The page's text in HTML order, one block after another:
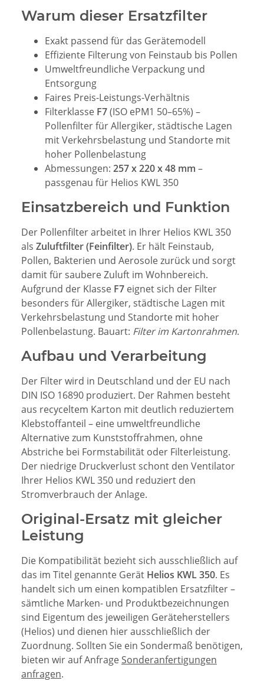
Warum dieser Ersatzfilter
Exakt passend für das Gerätemodell
Effiziente Filterung von Feinstaub bis Pollen
Umweltfreundliche Verpackung und
Entsorgung
Faires Preis-Leistungs-Verhältnis
Filterklasse F7(ISO ePM1 50–65%) –
Pollenfilter für Allergiker, städtische Lagen
mit Verkehrsbelastung und Standorte mit
hoher Pollenbelastung
Abmessungen: 257 x 220 x 48 mm –
passgenau für Helios KWL 350
Einsatzbereich und Funktion
Der Pollenfilter arbeitet in Ihrer Helios KWL 350
als Zuluftfilter (Feinfilter). Er hält Feinstaub,
Pollen, Bakterien und Aerosole zurück und sorgt
damit für saubere Zuluft im Wohnbereich.
Aufgrund der Klasse F7 eignet sich der Filter
besonders für Allergiker, städtische Lagen mit
Verkehrsbelastung und Standorte mit hoher
Pollenbelastung. Bauart: Filter im Kartonrahmen.
Aufbau und Verarbeitung
Der Filter wird in Deutschland und der EU nach
DIN ISO 16890 produziert. Der Rahmen besteht
aus recyceltem Karton mit deutlich reduziertem
Klebstoffanteil – eine umweltfreundliche
Alternative zum Kunststoffrahmen, ohne
Abstriche bei Formstabilität oder Filterleistung.
Der niedrige Druckverlust schont den Ventilator
Ihrer Helios KWL 350 und reduziert den
Stromverbrauch der Anlage.
Original-Ersatz mit gleicher
Leistung
Die Kompatibilität bezieht sich ausschließlich auf
das im Titel genannte Gerät Helios KWL 350. Es
handelt sich um einen kompatiblen Ersatzfilter –
sämtliche Marken- und Produktbezeichnungen
sind Eigentum des jeweiligen Geräteherstellers
(Helios) und dienen hier ausschließlich der
Zuordnung. Sollten Sie ein Sondermaß benötigen,
bieten wir auf Anfrage Sonderanfertigungen
anfragen.